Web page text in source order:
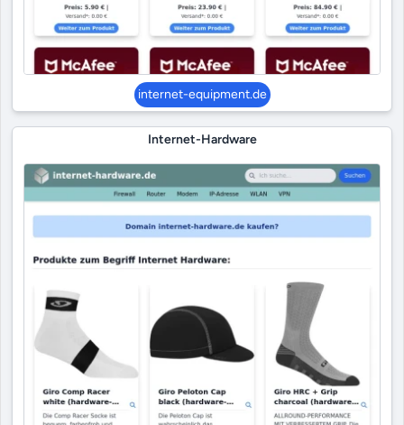
internet-equipment.de
Internet-Hardware